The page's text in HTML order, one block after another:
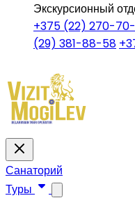
Экскурсионный
+375 (22) 270-
(29) 381-88-58
Санаторий
Туры